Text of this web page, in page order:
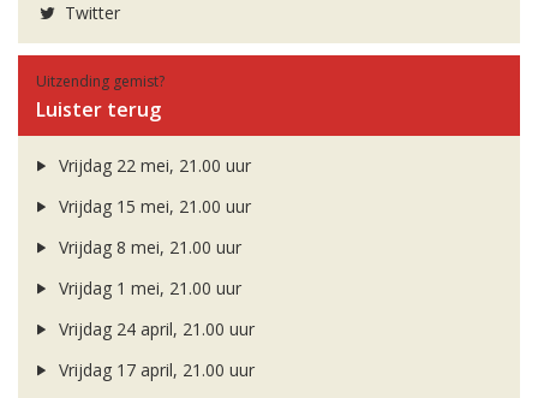
Twitter
Uitzending gemist?
Luister terug
Vrijdag 22 mei, 21.00 uur
Vrijdag 15 mei, 21.00 uur
Vrijdag 8 mei, 21.00 uur
Vrijdag 1 mei, 21.00 uur
Vrijdag 24 april, 21.00 uur
Vrijdag 17 april, 21.00 uur